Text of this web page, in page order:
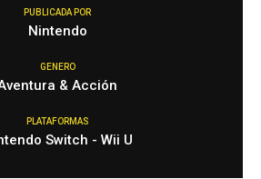
PUBLICADA POR
Nintendo
GENERO
& Acción
PLATAFORMAS
Switch - Wii U